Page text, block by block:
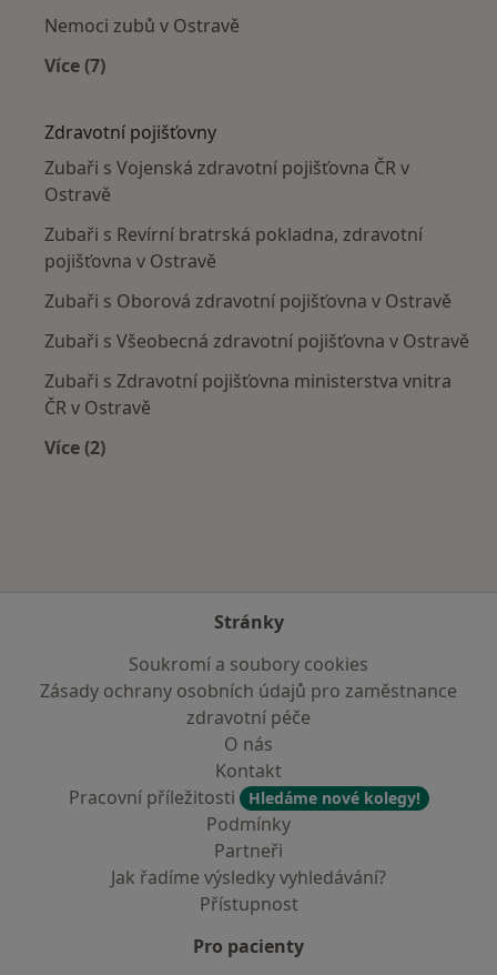
Nemoci zubů v Ostravě
Více (7)
Zdravotní pojišťovny
Zubaři s Vojenská zdravotní pojišťovna ČR v
Ostravě
Zubaři s Revírní bratrská pokladna, zdravotní
pojišťovna v Ostravě
Zubaři s Oborová zdravotní pojišťovna v Ostravě
Zubaři s Všeobecná zdravotní pojišťovna v Ostravě
Zubaři s Zdravotní pojišťovna ministerstva vnitra
ČR v Ostravě
Více (2)
Stránky
Soukromí a soubory cookies
Zásady ochrany osobních údajů pro zaměstnance
zdravotní péče
O nás
Kontakt
Pracovní příležitosti
Hledáme nové kolegy!
Podmínky
Partneři
Jak řadíme výsledky vyhledávání?
Přístupnost
Pro pacienty